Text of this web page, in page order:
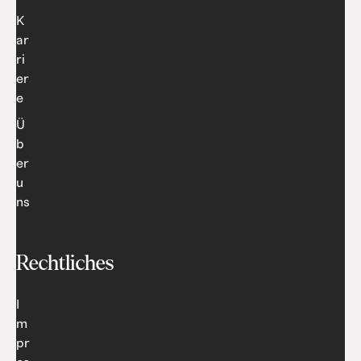
K
ar
ri
er
e
Ü
b
er
u
ns
Rechtliches
I
m
pr